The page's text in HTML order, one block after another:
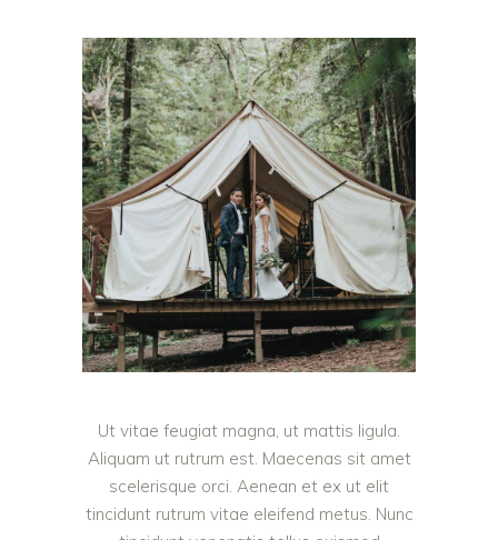
Ut vitae feugiat magna, ut mattis ligula.
Aliquam ut rutrum est. Maecenas sit amet
scelerisque orci. Aenean et ex ut elit
tincidunt rutrum vitae eleifend metus. Nunc